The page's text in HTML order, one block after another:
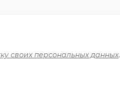
своих персональных данных.